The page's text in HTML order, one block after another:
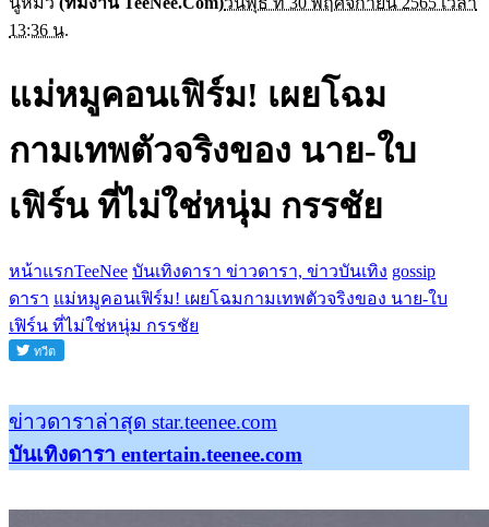
13:36 น.
แม่หมูคอนเฟิร์ม! เผยโฉม
กามเทพตัวจริงของ นาย-ใบ
เฟิร์น ที่ไม่ใช่หนุ่ม กรรชัย
หน้าแรกTeeNee บันเทิงดารา ข่าวดารา, ข่าวบันเทิง gossip
ดารา แม่หมูคอนเฟิร์ม! เผยโฉมกามเทพตัวจริงของ นาย-ใบ
เฟิร์น ที่ไม่ใช่หนุ่ม กรรชัย
ข่าวดาราล่าสุด star.teenee.com
บันเทิงดารา entertain.teenee.com